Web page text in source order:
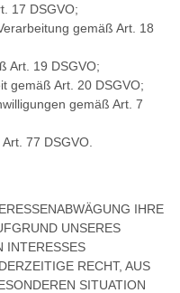
17 DSGVO;
gemäß Art. 18
Art. 19 DSGVO;
gemäß Art. 20 DSGVO;
gemäß Art. 7
77 DSGVO.
IHRE
UNSERES
INTERESSES
RECHT, AUS
SITUATION